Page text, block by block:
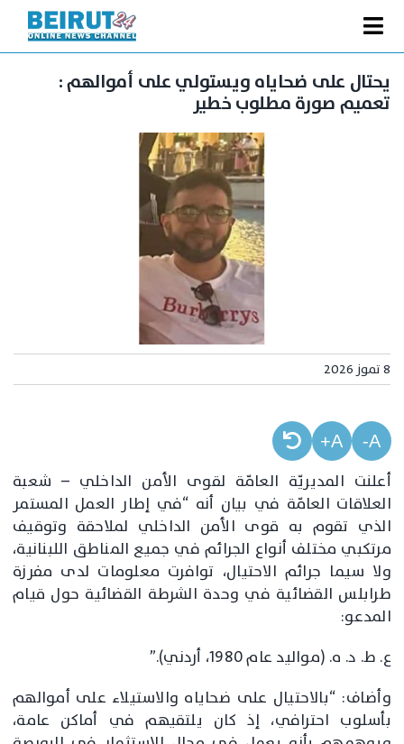
content
Toggle
Navigation
الصفحة الرئيسية
سياسة
البحث
عن:
يحتال على ضحاياه ويستولي على أموالهم :
تعميم صورة مطلوب خطير
8 تموز 2026
A-
A+
أعلنت المديريّة العامّة لقوى الأمن الداخلي – شعبة
العلاقات العامّة في بيان أنه “في إطار العمل المستمر
الذي تقوم به قوى الأمن الداخلي لملاحقة وتوقيف
مرتكبي مختلف أنواع الجرائم في جميع المناطق اللبنانية،
ولا سيما جرائم الاحتيال، توافرت معلومات لدى مفرزة
طرابلس القضائية في وحدة الشرطة القضائية حول قيام
المدعو:
ع. ط. د. ه. (مواليد عام 1980، أردني).”
وأضاف: “بالاحتيال على ضحاياه والاستيلاء على أموالهم
بأسلوب احترافي، إذ كان يلتقيهم في أماكن عامة،